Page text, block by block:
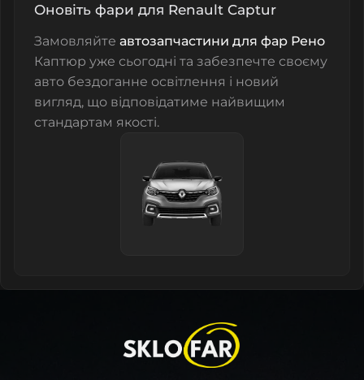
Оновіть фари для Renault Captur
Замовляйте автозапчастини для фар Рено
Каптюр уже сьогодні та забезпечте своєму
авто бездоганне освітлення і новий
вигляд, що відповідатиме найвищим
стандартам якості.